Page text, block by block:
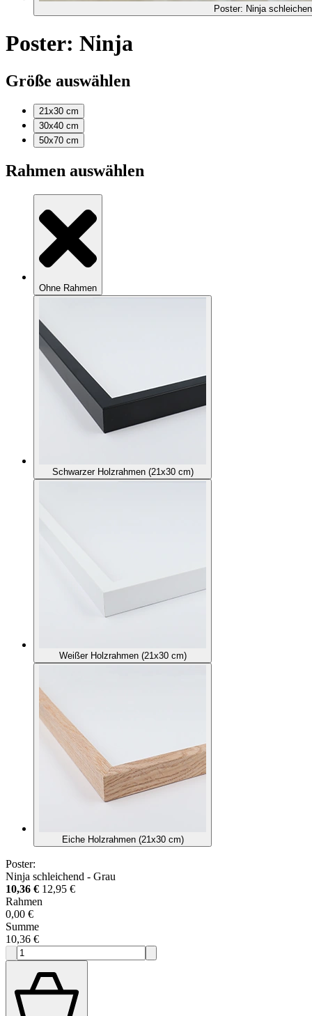
Poster: Ninja
Poster: Ninja
Größe auswählen
21x30 cm
30x40 cm
50x70 cm
Rahmen auswählen
Ohne Rahmen
Schwarzer Holzrahmen (21x30 cm)
Weißer Holzrahmen (21x30 cm)
Eiche Holzrahmen (21x30 cm)
Poster:
Ninja schleichend - Grau
10,36 € 12,95 €
Rahmen
0,00 €
Summe
10,36 €